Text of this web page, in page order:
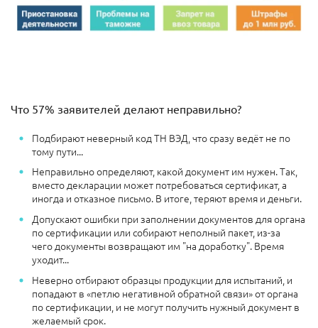
Что 57% заявителей делают неправильно?
Подбирают неверный код ТН ВЭД, что сразу ведёт не по
тому пути...
Неправильно определяют, какой документ им нужен. Так,
вместо декларации может потребоваться сертификат, а
иногда и отказное письмо. В итоге, теряют время и деньги.
Допускают ошибки при заполнении документов для органа
по сертификации или собирают неполный пакет, из-за
чего документы возвращают им "на доработку". Время
уходит...
Неверно отбирают образцы продукции для испытаний, и
попадают в «петлю негативной обратной связи» от органа
по сертификации, и не могут получить нужный документ в
желаемый срок.